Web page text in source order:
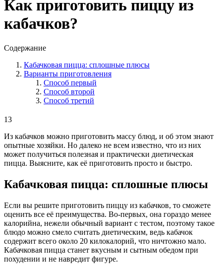
Как приготовить пиццу из
кабачков?
Содержание
Кабачковая пицца: сплошные плюсы
Варианты приготовления
Способ первый
Способ второй
Способ третий
13
Из кабачков можно приготовить массу блюд, и об этом знают
опытные хозяйки. Но далеко не всем известно, что из них
может получиться полезная и практически диетическая
пицца. Выясните, как её приготовить просто и быстро.
Кабачковая пицца: сплошные плюсы
Если вы решите приготовить пиццу из кабачков, то сможете
оценить все её преимущества. Во-первых, она гораздо менее
калорийна, нежели обычный вариант с тестом, поэтому такое
блюдо можно смело считать диетическим, ведь кабачок
содержит всего около 20 килокалорий, что ничтожно мало.
Кабачковая пицца станет вкусным и сытным обедом при
похудении и не навредит фигуре.